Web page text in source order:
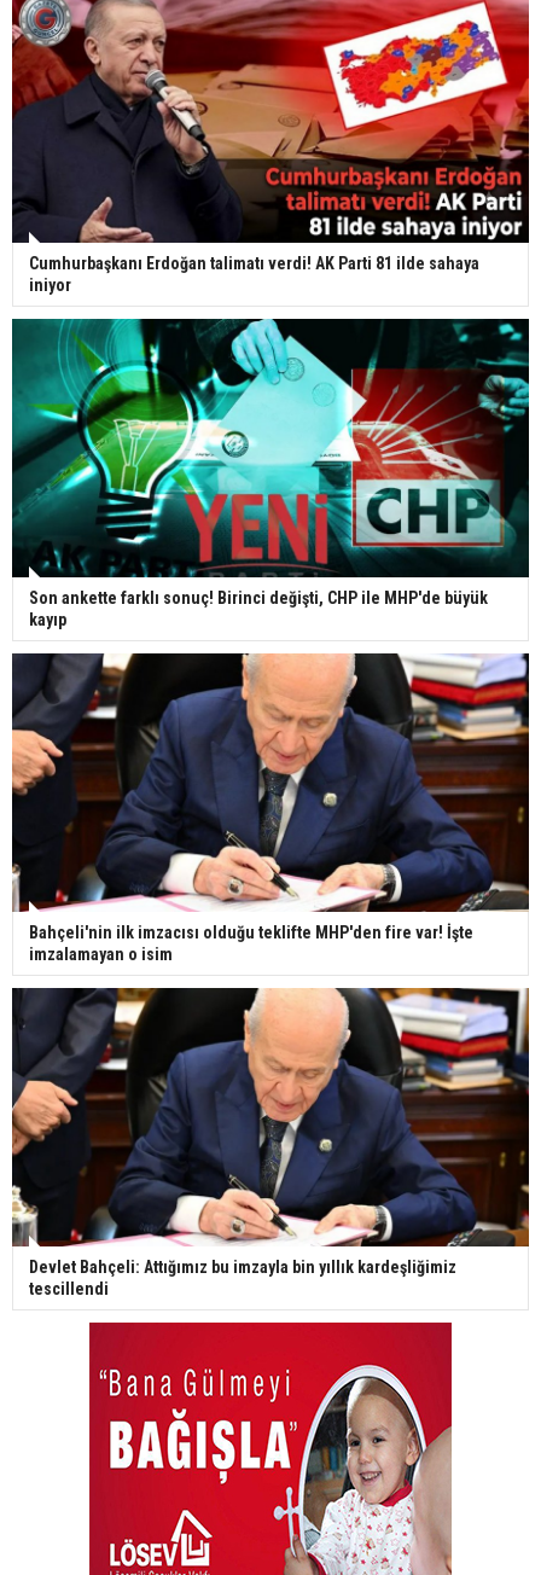
Cumhurbaşkanı Erdoğan talimatı verdi! AK Parti 81 ilde sahaya
iniyor
Son ankette farklı sonuç! Birinci değişti, CHP ile MHP'de büyük
kayıp
Bahçeli'nin ilk imzacısı olduğu teklifte MHP'den fire var! İşte
imzalamayan o isim
Devlet Bahçeli: Attığımız bu imzayla bin yıllık kardeşliğimiz
tescillendi